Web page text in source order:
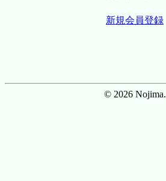
新規会員登録
© 2026 Nojima.